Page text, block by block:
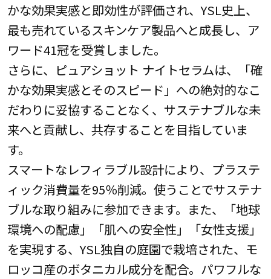
かな効果実感と即効性が評価され、YSL史上、
最も売れているスキンケア製品へと成長し、ア
ワード41冠を受賞しました。
さらに、ピュアショット ナイトセラムは、「確
かな効果実感とそのスピード」への絶対的なこ
だわりに妥協することなく、サステナブルな未
来へと貢献し、共存することを目指していま
す。
スマートなレフィラブル設計により、プラステ
ィック消費量を95％削減。使うことでサステナ
ブルな取り組みに参加できます。また、「地球
環境への配慮」「肌への安全性」「女性支援」
を実現する、YSL独自の庭園で栽培された、モ
ロッコ産のボタニカル成分を配合。パワフルな